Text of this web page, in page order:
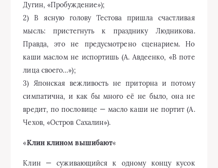
Дугин, «Пробуждение»);
2) В ясную голову Тестова пришла счастливая
мысль: пристегнуть к празднику Людникова.
Правда, это не предусмотрено сценарием. Но
каши маслом не испортишь (А. Авдеенко, «В поте
лица своего…»);
3) Японская вежливость не приторна и потому
симпатична, и как бы много её не было, она не
вредит, по пословице — масло каши не портит (А.
Чехов, «Остров Сахалин»).
«Клин клином вышибают«
Клин — суживающийся к одному концу кусок